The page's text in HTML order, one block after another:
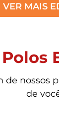
VER MAIS
Polos
de nossos
de